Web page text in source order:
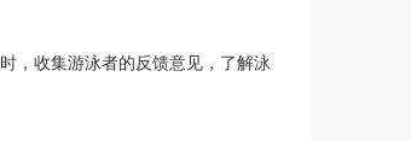
，收集游泳者的反馈意见，了解泳